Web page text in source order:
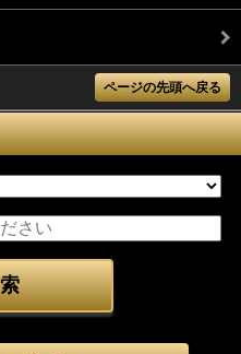
ページの先頭へ戻る